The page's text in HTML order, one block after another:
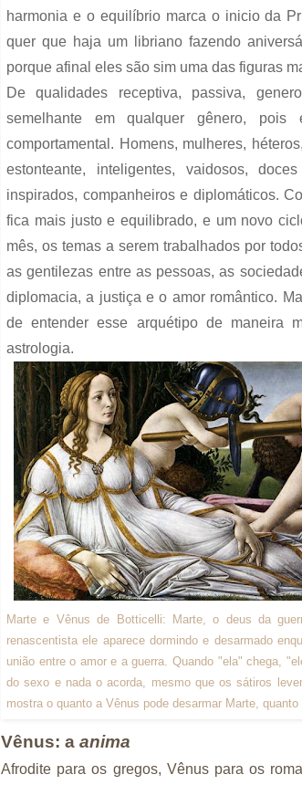
harmonia e o equilíbrio marca o inicio da
quer que haja um libriano fazendo
porque afinal eles são sim uma das figuras
De qualidades receptiva, passiva,
semelhante em qualquer gênero,
comportamental. Homens, mulheres,
estonteante, inteligentes, vaidosos,
inspirados, companheiros e diplomáticos.
fica mais justo e equilibrado, e um novo
mês, os temas a serem trabalhados por
as gentilezas entre as pessoas, as
diplomacia, a justiça e o amor romântico.
de entender esse arquétipo de maneira
astrologia.
Marte e Vênus de Botticelli: Marte, o deus da
renascentista ele aparece dormindo e desarmado
união entre o amor e a guerra. Quando "ela" chega,
do sexo e nada o acorda, mesmo que os sátiros
mostra o quanto a Vênus pode desarmar Marte, quanto
Vênus: a anima
Afrodite para os gregos, Vênus para os